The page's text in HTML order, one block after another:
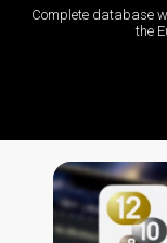
Complete database
the